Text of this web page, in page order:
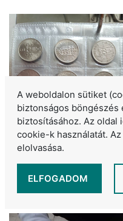
A weboldalon sütiket
biztonságos
biztosításához. Az oldal
cookie-k használatát. Az
elolvasása.
ELFOGADOM